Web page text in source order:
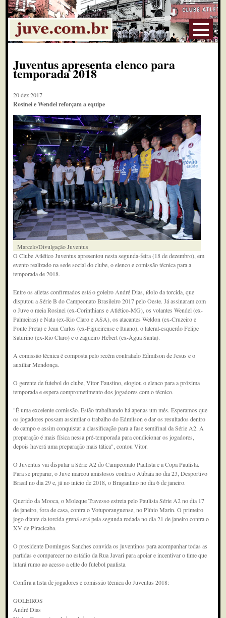
Juventus apresenta elenco para
temporada 2018
20 dez 2017
Rosinei e Wendel reforçam a equipe
Marcelo/Divulgação Juventus
O Clube Atlético Juventus apresentou nesta segunda-feira (18 de dezembro), em
evento realizado na sede social do clube, o elenco e comissão técnica para a
temporada de 2018.
Entre os atletas confirmados está o goleiro André Dias, ídolo da torcida, que
disputou a Série B do Campeonato Brasileiro 2017 pelo Oeste. Já assinaram com
o Juve o meia Rosinei (ex-Corinthians e Atlético-MG), os volantes Wendel (ex-
Palmeiras) e Nata (ex-Rio Claro e ASA), os atacantes Weldon (ex-Cruzeiro e
Ponte Preta) e Jean Carlos (ex-Figueirense e Ituano), o lateral-esquerdo Felipe
Saturino (ex-Rio Claro) e o zagueiro Hebert (ex-Água Santa).
A comissão técnica é composta pelo recém contratado Edmilson de Jesus e o
auxiliar Mendonça.
O gerente de futebol do clube, Vitor Faustino, elogiou o elenco para a próxima
temporada e espera comprometimento dos jogadores com o técnico.
"É uma excelente comissão. Estão trabalhando há apenas um mês. Esperamos que
os jogadores possam assimilar o trabalho do Edmilson e dar os resultados dentro
de campo e assim conquistar a classificação para a fase semifinal da Série A2. A
preparação é mais física nessa pré-temporada para condicionar os jogadores,
depois haverá uma preparação mais tática", contou Vitor.
O Juventus vai disputar a Série A2 do Campeonato Paulista e a Copa Paulista.
Para se preparar, o Juve marcou amistosos contra o Atibaia no dia 23, Desportivo
Brasil no dia 29 e, já no início de 2018, o Bragantino no dia 6 de janeiro.
Querido da Mooca, o Moleque Travesso estreia pelo Paulista Série A2 no dia 17
de janeiro, fora de casa, contra o Votuporanguense, no Plínio Marin. O primeiro
jogo diante da torcida grená será pela segunda rodada no dia 21 de janeiro contra o
XV de Piracicaba.
O presidente Domingos Sanches convida os juventinos para acompanhar todas as
partidas e comparecer no estádio da Rua Javari para apoiar e incentivar o time que
lutará rumo ao acesso a elite do futebol paulista.
Confira a lista de jogadores e comissão técnica do Juventus 2018:
GOLEIROS
André Dias